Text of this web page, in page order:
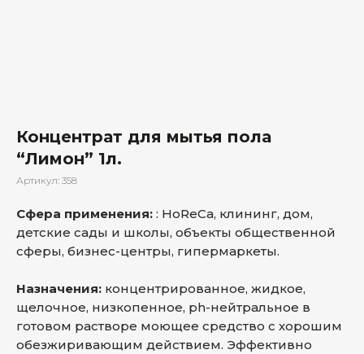
Концентрат для мытья пола
“Лимон” 1л.
Артикул: 358
Сфера применения: : HoReCa, клининг, дом,
детские сады и школы, объекты общественной
сферы, бизнес-центры, гипермаркеты.
Назначения: концентрированное, жидкое,
щелочное, низкопенное, ph-нейтральное в
готовом растворе моющее средство с хорошим
обезжиривающим действием. Эффективно